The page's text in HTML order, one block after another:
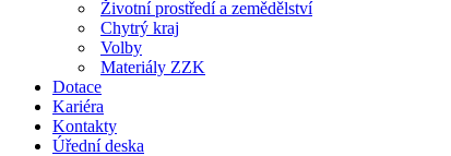
Životní prostředí a zemědělství
Chytrý kraj
Volby
Materiály ZZK
Dotace
Kariéra
Kontakty
Úřední deska